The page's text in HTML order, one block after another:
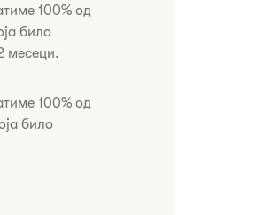
100% од
било
месеци.
100% од
било